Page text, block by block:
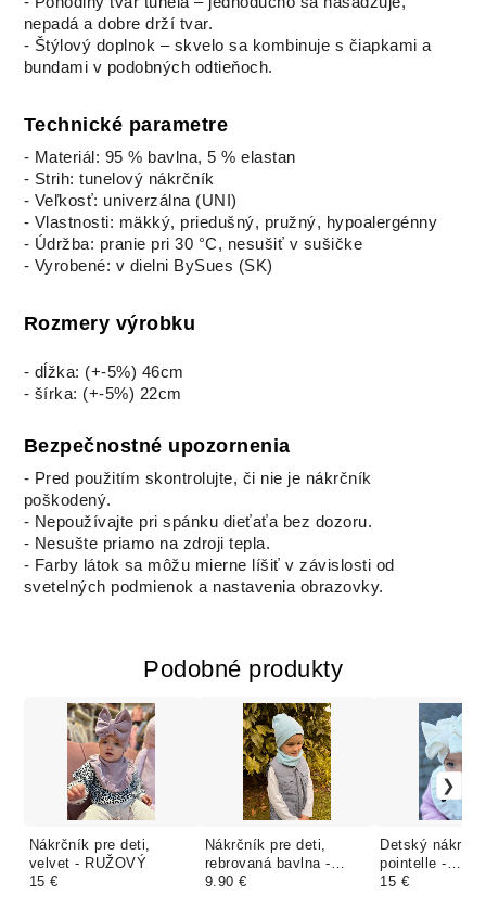
nepadá a dobre drží tvar.
- Štýlový doplnok – skvelo sa kombinuje s čiapkami a
bundami v podobných odtieňoch.
Technické parametre
- Materiál: 95 % bavlna, 5 % elastan
- Strih: tunelový nákrčník
- Veľkosť: univerzálna (UNI)
- Vlastnosti: mäkký, priedušný, pružný, hypoalergénny
- Údržba: pranie pri 30 °C, nesušiť v sušičke
- Vyrobené: v dielni BySues (SK)
Rozmery výrobku
- dĺžka: (+-5%) 46cm
- šírka: (+-5%) 22cm
Bezpečnostné upozornenia
- Pred použitím skontrolujte, či nie je nákrčník
poškodený.
- Nepoužívajte pri spánku dieťaťa bez dozoru.
- Nesušte priamo na zdroji tepla.
- Farby látok sa môžu mierne líšiť v závislosti od
svetelných podmienok a nastavenia obrazovky.
Podobné produkty
Nákrčník pre deti,
velvet - RUŽOVÝ
15 €
Nákrčník pre deti,
rebrovaná bavlna -
BABY BLUE
9.90 €
Detský
pointelle -
SMOTANOVÁ
15 €